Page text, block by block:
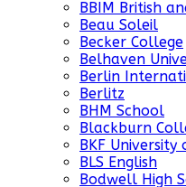
BBIM British
Beau Soleil
Becker College
Belhaven
Berlin
Berlitz
BHM School
Blackburn
BKF University
BLS English
Bodwell High